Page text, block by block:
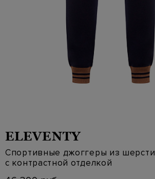
ELEVENTY
Спортивные джоггеры из шерсти
с контрастной отделкой